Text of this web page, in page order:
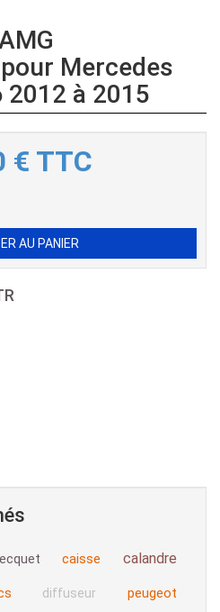
Mercedes
2012 à 2015
€ TTC
caisse calandre
diffuseur peugeot